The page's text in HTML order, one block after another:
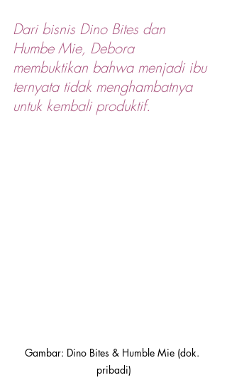
Dari bisnis Dino Bites dan
Humbe Mie, Debora
membuktikan bahwa menjadi ibu
ternyata tidak menghambatnya
untuk kembali produktif.
Gambar: Dino Bites & Humble Mie (dok.
pribadi)